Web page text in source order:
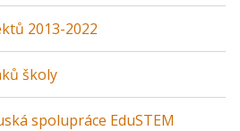
2013-2022
školy
spolupráce EduSTEM